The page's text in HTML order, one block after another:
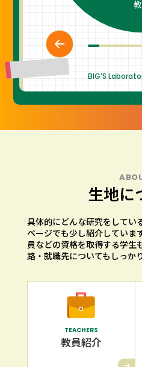
BIG’S
生地に
具体的にどんな研究をしてい
ページでも少し紹介しています
員などの資格を取得する学生
路・就職先についてもしっか
TEACHERS
教員紹介